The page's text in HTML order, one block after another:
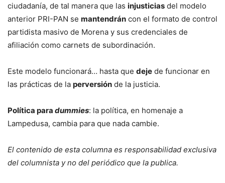
ciudadanía, de tal manera que las injusticias del modelo
anterior PRI-PAN se mantendrán con el formato de control
partidista masivo de Morena y sus credenciales de
afiliación como carnets de subordinación.
Este modelo funcionará… hasta que deje de funcionar en
las prácticas de la perversión de la justicia.
Política para dummies: la política, en homenaje a
Lampedusa, cambia para que nada cambie.
El contenido de esta columna es responsabilidad exclusiva
del columnista y no del periódico que la publica.